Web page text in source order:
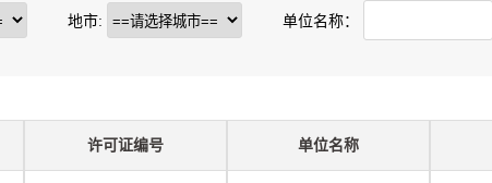
地市: 单位名称：
许可证编号 单位名称